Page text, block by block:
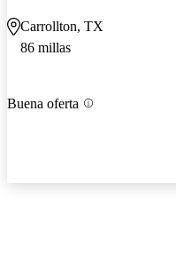
Carrollton, TX
86 millas
Buena oferta